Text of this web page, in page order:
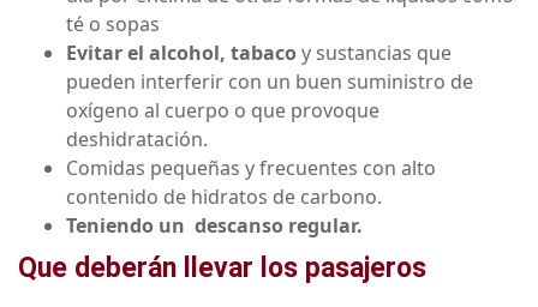
té o sopas
Evitar el alcohol, tabacoy sustancias que
pueden interferir con un buen suministro de
oxígeno al cuerpo o que provoque
deshidratación.
Comidas pequeñas y frecuentes con alto
contenido de hidratos de carbono.
Teniendo un descanso regular.
Que deberán llevar los pasajeros